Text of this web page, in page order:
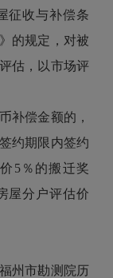
征收与补偿条
的规定，对被
估，以市场评
偿金额的，
约期限内签约
5％的搬迁奖
屋分户评估价
州市勘测院历